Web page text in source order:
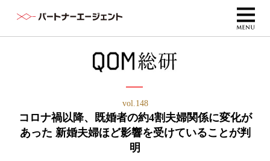
vol.148
コロナ禍以降、既婚者の約4割夫婦関係に変化が
あった 新婚夫婦ほど影響を受けていることが判
明